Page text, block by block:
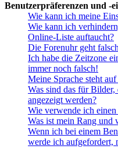
Benutzerpräferenzen und -
Wie kann ich meine
Wie kann ich
Online-Liste auftaucht?
Die Forenuhr geht
Ich habe die Zeitzone
immer noch falsch!
Meine Sprache steht
Was sind das für
angezeigt werden?
Wie verwende ich einen
Was ist mein Rang und
Wenn ich bei einem
werde ich aufgefordert,